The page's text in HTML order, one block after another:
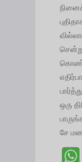
ஒரு
சே